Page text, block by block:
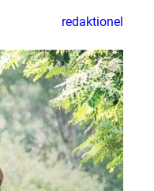
redaktionel